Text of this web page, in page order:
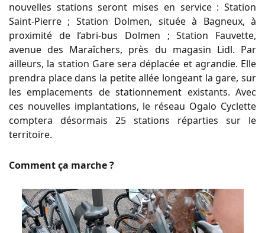
nouvelles stations seront mises en service : Station
Saint-Pierre ; Station Dolmen, située à Bagneux, à
proximité de l’abri-bus Dolmen ; Station Fauvette,
avenue des Maraîchers, près du magasin Lidl. Par
ailleurs, la station Gare sera déplacée et agrandie. Elle
prendra place dans la petite allée longeant la gare, sur
les emplacements de stationnement existants. Avec
ces nouvelles implantations, le réseau Ogalo Cyclette
comptera désormais 25 stations réparties sur le
territoire.
Comment ça marche ?